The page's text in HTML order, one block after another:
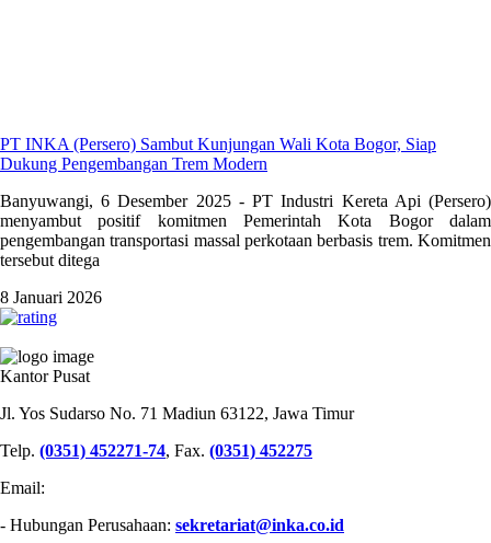
PT INKA (Persero) Sambut Kunjungan Wali Kota Bogor, Siap
Dukung Pengembangan Trem Modern
Banyuwangi, 6 Desember 2025 - PT Industri Kereta Api (Persero)
menyambut positif komitmen Pemerintah Kota Bogor dalam
pengembangan transportasi massal perkotaan berbasis trem. Komitmen
tersebut ditega
8 Januari 2026
Kantor Pusat
Jl. Yos Sudarso No. 71 Madiun 63122, Jawa Timur
Telp. (0351) 452271-74, Fax. (0351) 452275
Email:
- Hubungan Perusahaan: sekretariat@inka.co.id